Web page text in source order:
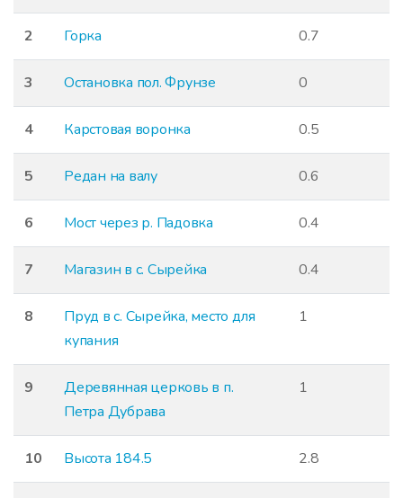
2 Горка 0.7
3 Остановка пол. Фрунзе 0
4 Карстовая воронка 0.5
5 Редан на валу 0.6
6 Мост через р. Падовка 0.4
7 Магазин в с. Сырейка 0.4
8
Пруд в с. Сырейка, место для
купания
1
9
Деревянная церковь в п.
Петра Дубрава
1
10 Высота 184.5 2.8